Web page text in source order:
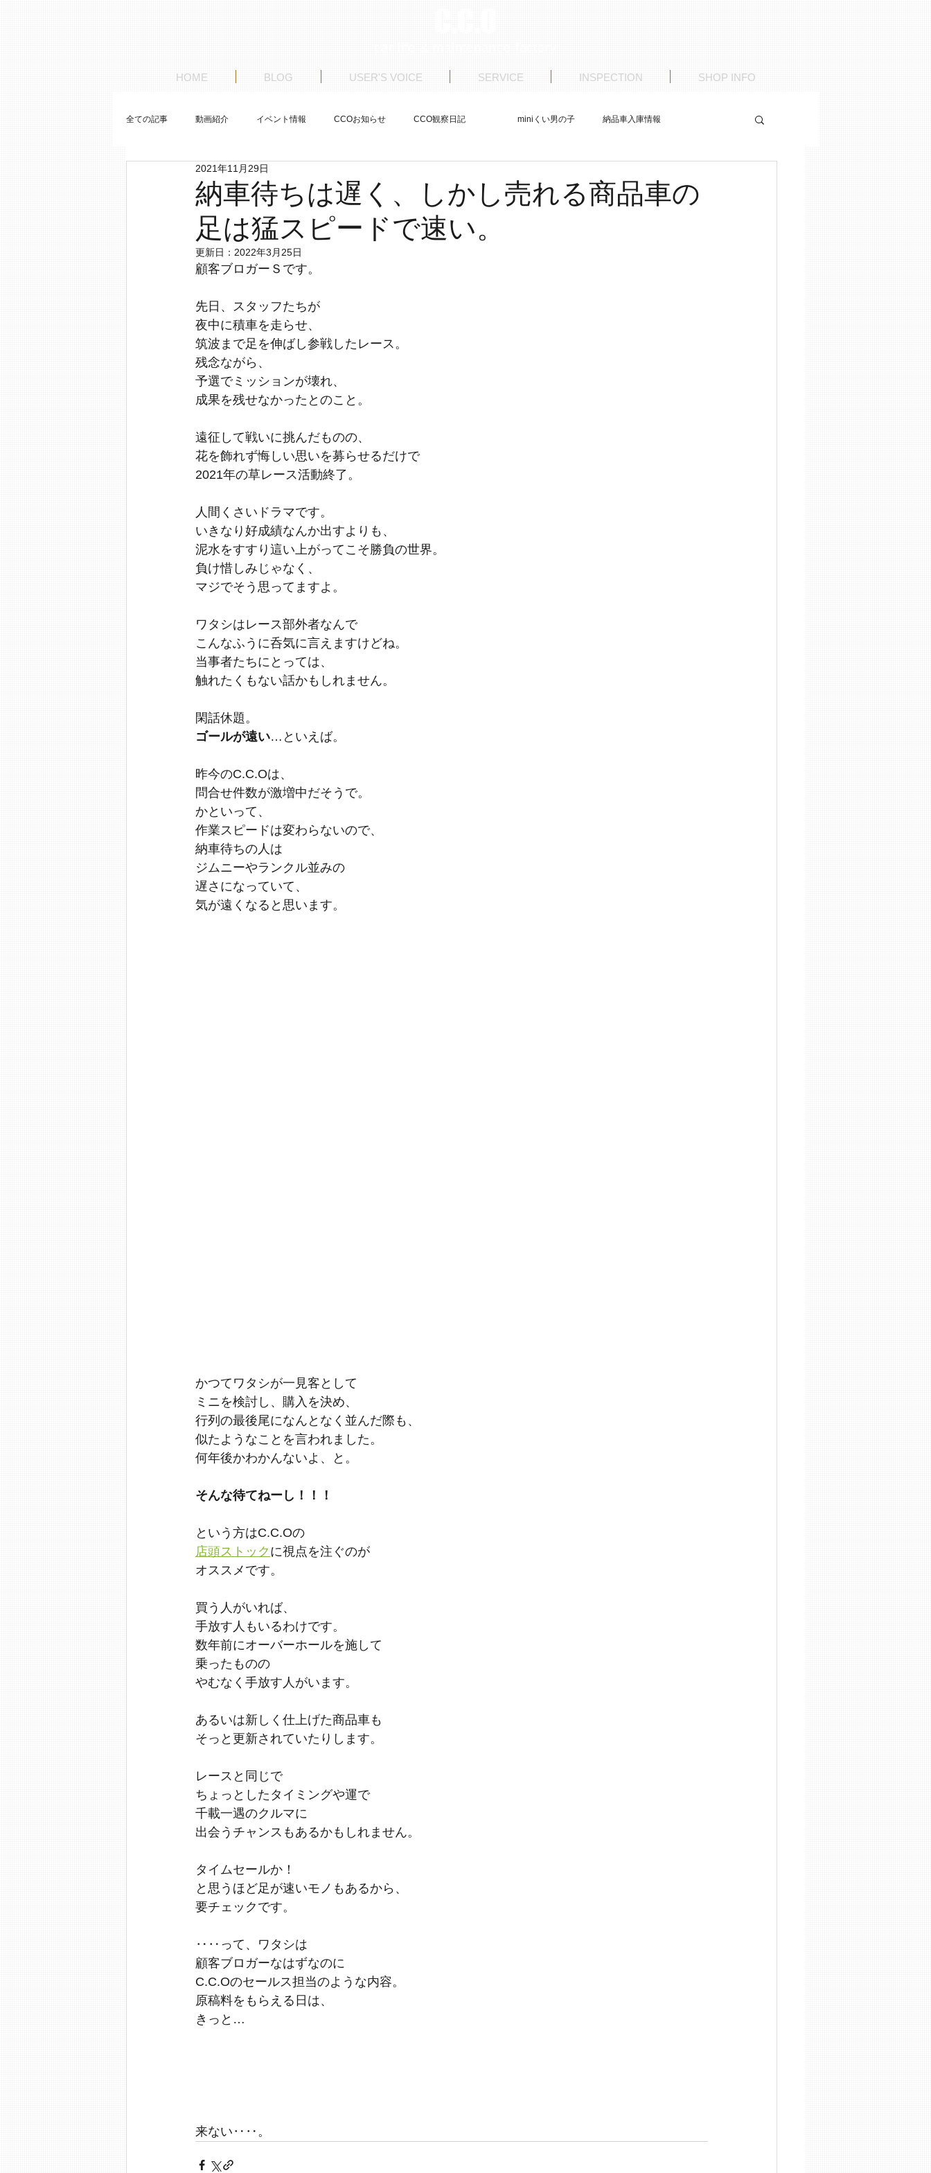
HOME BLOG USER'S VOICE SERVICE INSPECTION SHOP INFO
全ての記事 動画紹介 イベント情報 CCOお知らせ CCO観察日記 miniくい男の子 納品車入庫情報
お客様の車紹介 ゼロから始めるレストア日記
納車待ちは遅く、しかし売れる商品車の
足は猛スピードで速い。
2021年11月29日
更新日： 2022年3月25日
顧客ブロガーＳです。
先日、スタッフたちが
夜中に積車を走らせ、
筑波まで足を伸ばし参戦したレース。
残念ながら、
予選でミッションが壊れ、
成果を残せなかったとのこと。
遠征して戦いに挑んだものの、
花を飾れず悔しい思いを募らせるだけで
2021年の草レース活動終了。
人間くさいドラマです。
いきなり好成績なんか出すよりも、
泥水をすすり這い上がってこそ勝負の世界。
負け惜しみじゃなく、
マジでそう思ってますよ。
ワタシはレース部外者なんで
こんなふうに呑気に言えますけどね。
当事者たちにとっては、
触れたくもない話かもしれません。
閑話休題。
ゴールが遠い…といえば。
昨今のC.C.Oは、
問合せ件数が激増中だそうで。
かといって、
作業スピードは変わらないので、
納車待ちの人は
ジムニーやランクル並みの
遅さになっていて、
気が遠くなると思います。
かつてワタシが一見客として
ミニを検討し、購入を決め、
行列の最後尾になんとなく並んだ際も、
似たようなことを言われました。
何年後かわかんないよ、と。
そんな待てねーし！！！
という方はC.C.Oの
店頭ストック に視点を注ぐのが
オススメです。
買う人がいれば、
手放す人もいるわけです。
数年前にオーバーホールを施して
乗ったものの
やむなく手放す人がいます。
あるいは新しく仕上げた商品車も
そっと更新されていたりします。
レースと同じで
ちょっとしたタイミングや運で
千載一遇のクルマに
出会うチャンスもあるかもしれません。
タイムセールか！
と思うほど足が速いモノもあるから、
要チェックです。
‥‥って、ワタシは
顧客ブロガーなはずなのに
C.C.Oのセールス担当のような内容。
原稿料をもらえる日は、
きっと…
来ない‥‥。